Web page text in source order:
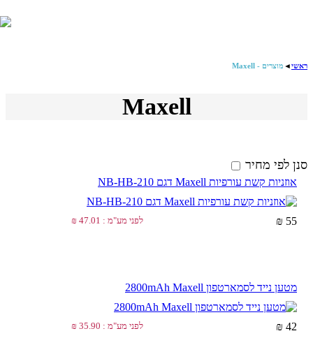
ראשי◄ מוצרים - Maxell
Maxell
סנן לפי מחיר
אוזניות קשת עורפיות Maxell דגם NB-HB-210
לפני מע"מ : 47.01 ₪ 55 ₪
מטען נייד לסמארטפון 2800mAh Maxell
לפני מע"מ : 35.90 ₪ 42 ₪